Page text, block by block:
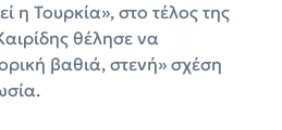
η Τουρκία», στο τέλος της
θέλησε να
βαθιά, στενή» σχέση